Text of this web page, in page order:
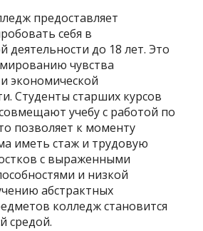
предоставляет
себя в
деятельности до 18 лет. Это
чувства
экономической
Студенты старших курсов
учебу с работой по
позволяет к моменту
иметь стаж и трудовую
с выраженными
и низкой
абстрактных
колледж становится
средой.